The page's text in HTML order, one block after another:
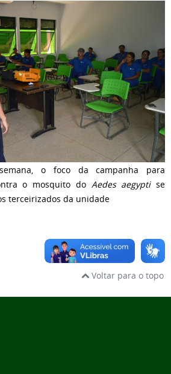
o foco da campanha para
o mosquito do Aedes aegyptise
terceirizados da unidade
Voltar para o topo